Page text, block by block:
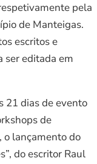
pela
de Manteigas.
escritos e
ser editada em
21 dias de evento
de
o lançamento do
do escritor Raul